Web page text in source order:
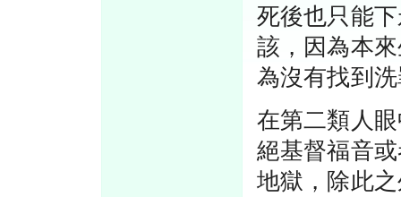
死後也只能
該，因為本
為沒有找到
在第二類人
絕基督福音
地獄，除此